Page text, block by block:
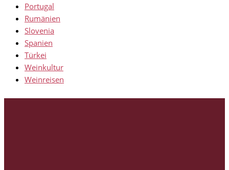
Portugal
Rumänien
Slovenia
Spanien
Türkei
Weinkultur
Weinreisen